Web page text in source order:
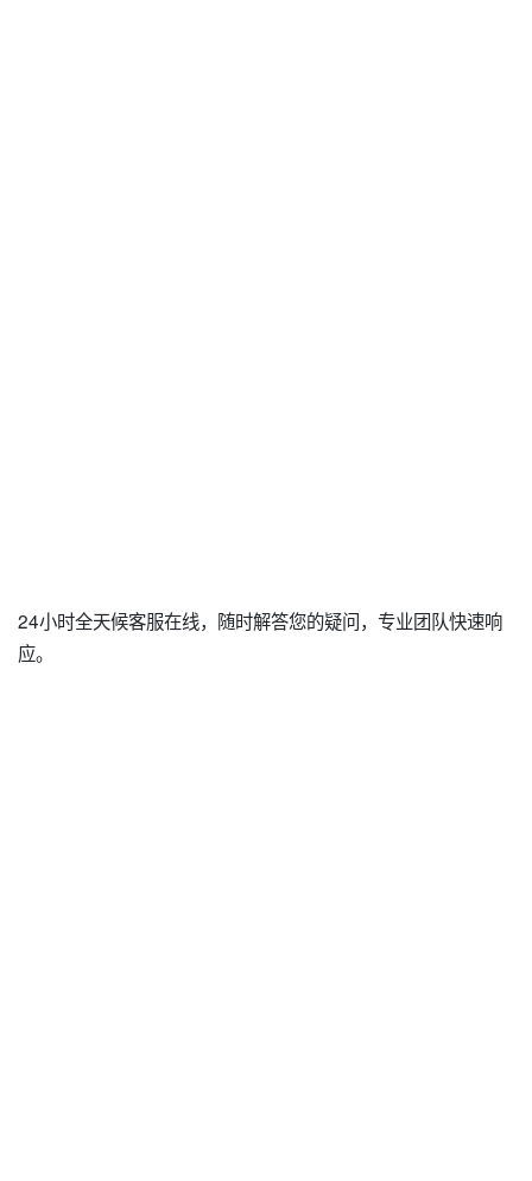
24小时全天候客服在线，随时解答您的疑问，专业团队快速响
应。